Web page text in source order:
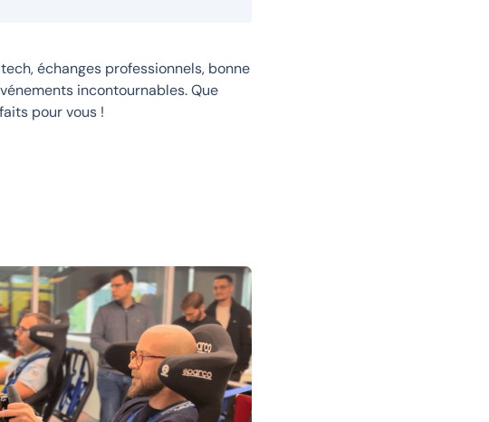
échanges professionnels, bonne
incontournables. Que
pour vous !